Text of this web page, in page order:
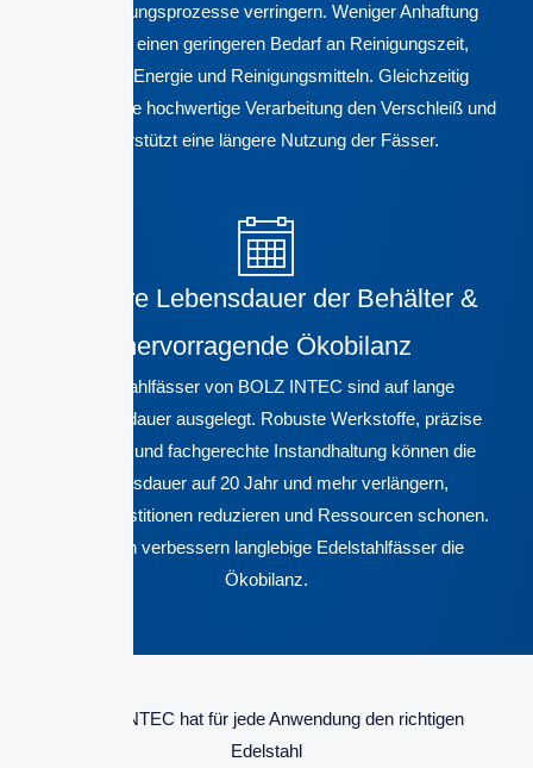
für Reinigungsprozesse verringern. Weniger Anhaftung
bedeutet einen geringeren Bedarf an Reinigungszeit,
Wasser, Energie und Reinigungsmitteln. Gleichzeitig
reduziert eine hochwertige Verarbeitung den Verschleiß und
unterstützt eine längere Nutzung der Fässer.
Längere Lebensdauer der Behälter &
hervorragende Ökobilanz
Edelstahlfässer von BOLZ INTEC sind auf lange
Nutzungsdauer ausgelegt. Robuste Werkstoffe, präzise
Fertigung und fachgerechte Instandhaltung können die
Lebensdauer auf 20 Jahr und mehr verlängern,
Ersatzinvestitionen reduzieren und Ressourcen schonen.
Dadurch verbessern langlebige Edelstahlfässer die
Ökobilanz.
BOLZ INTEC hat für jede Anwendung den richtigen
Edelstahl